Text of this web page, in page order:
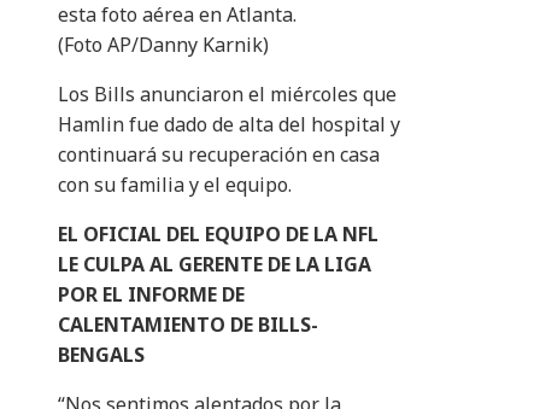
esta foto aérea en Atlanta.
(Foto AP/Danny Karnik)
Los Bills anunciaron el miércoles que
Hamlin fue dado de alta del hospital y
continuará su recuperación en casa
con su familia y el equipo.
EL OFICIAL DEL EQUIPO DE LA NFL
LE CULPA AL GERENTE DE LA LIGA
POR EL INFORME DE
CALENTAMIENTO DE BILLS-
BENGALS